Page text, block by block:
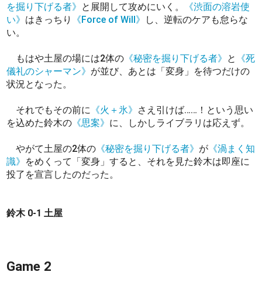
を掘り下げる者》 と展開して攻めにいく。
《渋面の溶岩使
い》 はきっちり 《Force of Will》
し、逆転のケアも怠らな
い。
もはや土屋の場には2体の 《秘密を掘り下げる者》 と
《死
儀礼のシャーマン》 が並び、あとは「変身」を待つだけの
状況となった。
それでもその前に 《火＋氷》 さえ引けば……！という思い
を込めた鈴木の 《思案》 に、しかしライブラリは応えず。
やがて土屋の2体の 《秘密を掘り下げる者》 が 《渦まく知
識》 をめくって「変身」すると、それを見た鈴木は即座に
投了を宣言したのだった。
鈴木 0-1 土屋
Game 2